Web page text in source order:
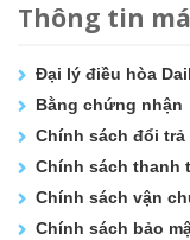
Thông tin
Đại lý điều hòa
Bằng chứng nhận
Chính sách đổi trả
Chính sách thanh
Chính sách vận
Chính sách bảo